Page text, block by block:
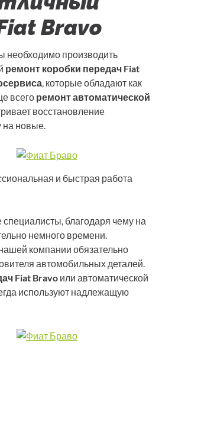
Bravo
необходимо производить
ремонт коробки передач Fiat
, которые обладают как
всего ремонт автоматической
восстановление
на новые.
и быстрая работа
благодаря чему на
немного времени.
компании обязательно
автомобильных деталей.
Fiat Bravo или автоматической
используют надлежащую